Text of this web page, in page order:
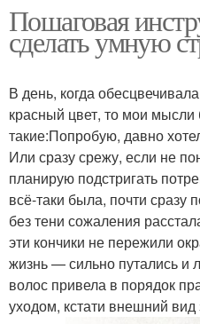
Пошаговая
сделать умную
В день, когда
красный цвет, то мои
такие:Попробую, давно
Или сразу срежу, если не
планирую подстригать
всё-таки была, почти сразу
без тени сожаления
эти кончики не пережили
жизнь — сильно путались и
волос привела в порядок
уходом, кстати внешний